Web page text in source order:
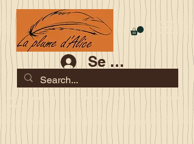
Se connecter
Les commandes jusqu'au 2 août sont garanties pour la
rentrée
Je serai en congés du 10 au 23 août